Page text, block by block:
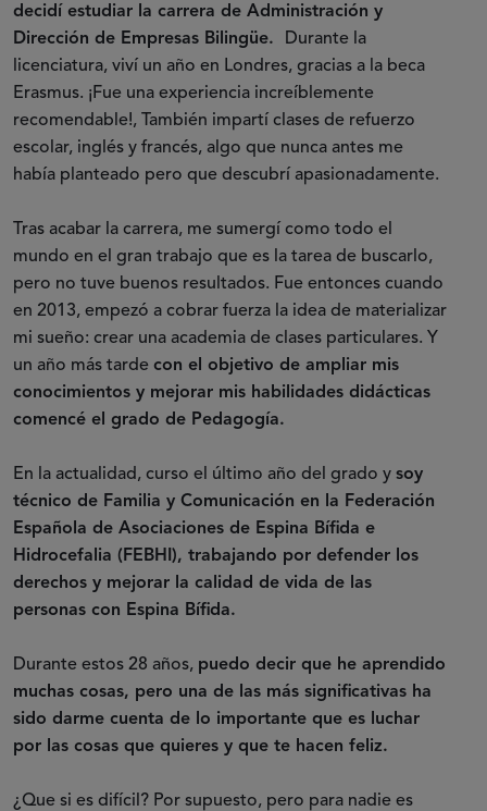
decidí estudiar la carrera de Administración y
Dirección de Empresas Bilingüe.
Durante la
licenciatura, viví un año en Londres, gracias a la beca
Erasmus. ¡Fue una experiencia increíblemente
recomendable!, También impartí clases de refuerzo
escolar, inglés y francés, algo que nunca antes me
había planteado pero que descubrí apasionadamente.
Tras acabar la carrera, me sumergí como todo el
mundo en el gran trabajo que es la tarea de buscarlo,
pero no tuve buenos resultados. Fue entonces cuando
en 2013, empezó a cobrar fuerza la idea de materializar
mi sueño: crear una academia de clases particulares. Y
un año más tarde con el objetivo de ampliar mis
conocimientos y mejorar mis habilidades didácticas
comencé el grado de Pedagogía.
En la actualidad, curso el último año del grado y soy
técnico de Familia y Comunicación en la Federación
Española de Asociaciones de Espina Bífida e
Hidrocefalia (FEBHI), trabajando por defender los
derechos y mejorar la calidad de vida de las
personas con Espina Bífida.
Durante estos 28 años, puedo decir que he aprendido
muchas cosas, pero una de las más significativas ha
sido darme cuenta de lo importante que es luchar
por las cosas que quieres y que te hacen feliz.
¿Que si es difícil? Por supuesto, pero para nadie es